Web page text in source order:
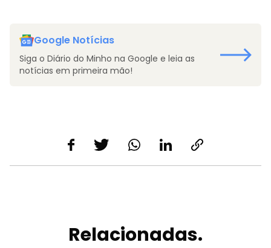
Google Notícias
Siga o Diário do Minho na Google e leia as
notícias em primeira mão!
Relacionadas.